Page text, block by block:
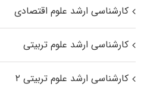
کارشناسی ارشد علوم اقتصادی
کارشناسی ارشد علوم تربیتی
کارشناسی ارشد علوم تربیتی ۲